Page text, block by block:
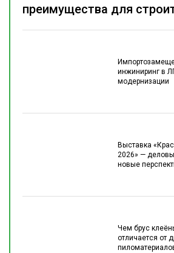
инжиниринг в
модернизации
Выставка
2026» —
новые
Чем брус
отличается от
преимущества для